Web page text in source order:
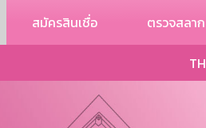
สมัครสินเชื่อ ตรวจสลาก
TH